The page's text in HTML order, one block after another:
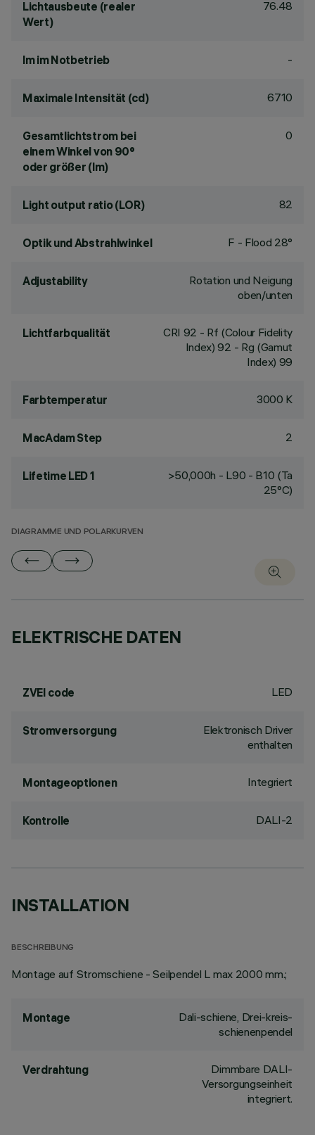
Lichtausbeute (realer
Wert)
76.48
lm im Notbetrieb -
Maximale Intensität (cd) 6710
Gesamtlichtstrom bei
einem Winkel von 90°
oder größer (lm)
0
Light output ratio (LOR) 82
Optik und Abstrahlwinkel F - Flood 28°
Adjustability
Rotation und Neigung
oben/unten
Lichtfarbqualität CRI 92 - Rf (Colour Fidelity
Index) 92 - Rg (Gamut
Index) 99
Farbtemperatur 3000 K
MacAdam Step 2
Lifetime LED 1
>50,000h - L90 - B10 (Ta
25°C)
DIAGRAMME UND POLARKURVEN
ELEKTRISCHE DATEN
ZVEI code LED
Stromversorgung
Elektronisch Driver
enthalten
Montageoptionen Integriert
Kontrolle DALI-2
INSTALLATION
BESCHREIBUNG
Montage auf Stromschiene - Seilpendel L max 2000 mm.;
Montage
Dali-schiene, Drei-kreis-
schienenpendel
Verdrahtung
Dimmbare DALI-
Versorgungseinheit
integriert.